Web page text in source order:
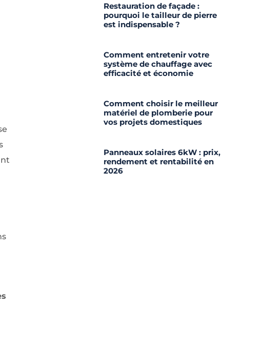
Restauration de façade :
pourquoi le tailleur de pierre
est indispensable ?
Comment entretenir votre
système de chauffage avec
efficacité et économie
Comment choisir le meilleur
matériel de plomberie pour
vos projets domestiques
Panneaux solaires 6kW : prix,
rendement et rentabilité en
2026